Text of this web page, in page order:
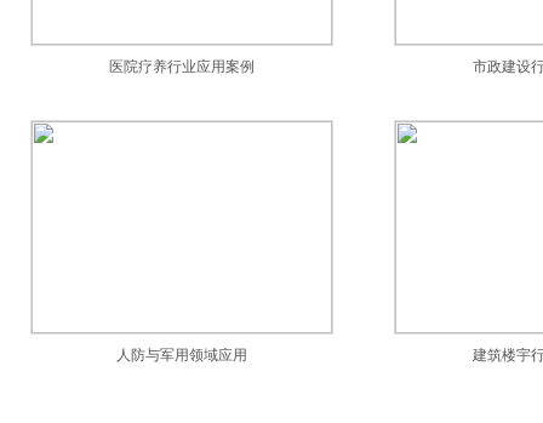
医院疗养行业应用案例 市政建设
人防与军用领域应用 建筑楼宇